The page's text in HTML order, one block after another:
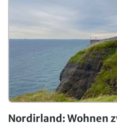
Nordirland: Wohnen